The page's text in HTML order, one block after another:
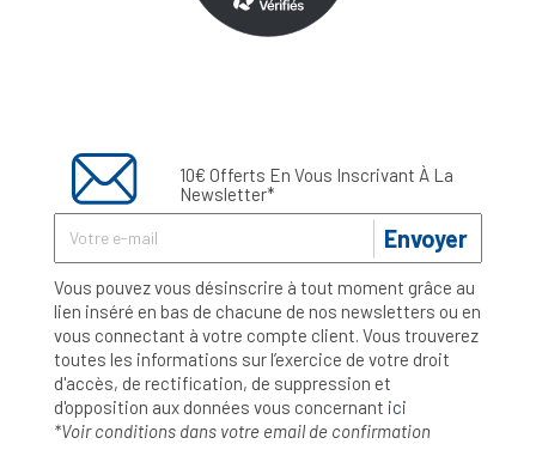
10€ Offerts En Vous Inscrivant À La
Newsletter*
Envoyer
Vous pouvez vous désinscrire à tout moment grâce au
lien inséré en bas de chacune de nos newsletters ou en
vous connectant à votre compte client. Vous trouverez
toutes les informations sur l’exercice de votre droit
d'accès, de rectification, de suppression et
d'opposition aux données vous concernant ici
*Voir conditions dans votre email de confirmation